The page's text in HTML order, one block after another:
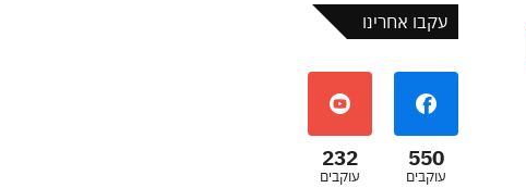
עקבו אחרינו
550
עוקבים
232
עוקבים